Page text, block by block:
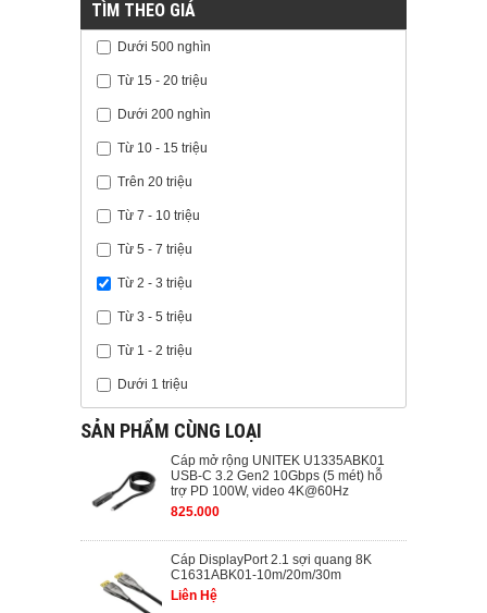
TÌM THEO GIÁ
Dưới 500 nghìn
Từ 15 - 20 triệu
Dưới 200 nghìn
Từ 10 - 15 triệu
Trên 20 triệu
Từ 7 - 10 triệu
Từ 5 - 7 triệu
Từ 2 - 3 triệu
Từ 3 - 5 triệu
Từ 1 - 2 triệu
Dưới 1 triệu
SẢN PHẨM CÙNG LOẠI
Cáp mở rộng UNITEK U1335ABK01
USB-C 3.2 Gen2 10Gbps (5 mét) hỗ
trợ PD 100W, video 4K@60Hz
825.000
Cáp DisplayPort 2.1 sợi quang 8K
C1631ABK01-10m/20m/30m
Liên Hệ